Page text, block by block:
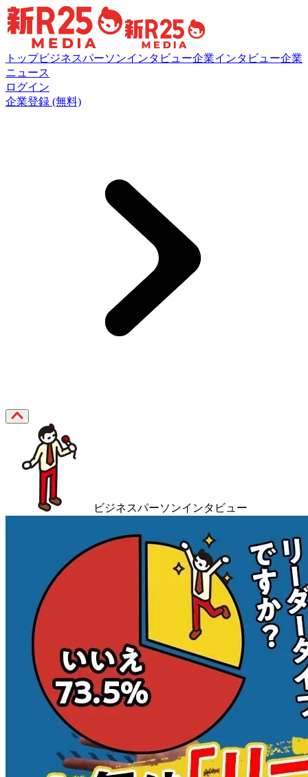
トップビジネスパーソンインタビュー企業インタビュー企業
ニュース
ログイン
企業登録 (無料)
ビジネスパーソンインタビュー